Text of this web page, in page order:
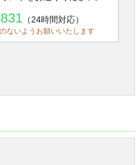
（24時間対応）
ないようお願いいたします